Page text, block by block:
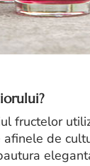
fructelor
de